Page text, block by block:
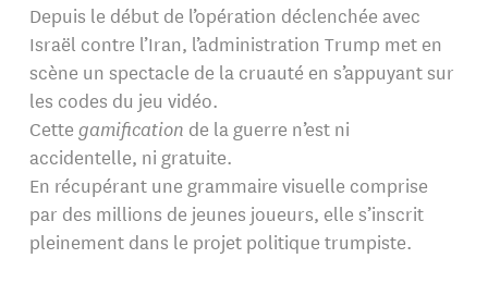
Depuis le début de l’opération déclenchée avec
Israël contre l’Iran, l’administration Trump met en
scène un spectacle de la cruauté en s’appuyant sur
les codes du jeu vidéo.
Cette gamification de la guerre n’est ni
accidentelle, ni gratuite.
En récupérant une grammaire visuelle comprise
par des millions de jeunes joueurs, elle s’inscrit
pleinement dans le projet politique trumpiste.